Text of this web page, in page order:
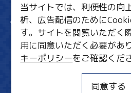
サイト内検索
行きたいリスト
MICE・教育・観光事業者の
当サイトでは、利便性の向
析、広告配信のために
す。サイトを閲覧いただく
用に同意いただく必要があ
キーポリシーをご確認くだ
同意する